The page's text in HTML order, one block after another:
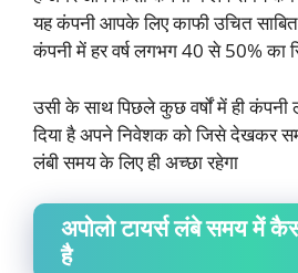
यह कंपनी आपके लिए काफी उचित
कंपनी में हर वर्ष लगभग 40 से 50% का
उसी के साथ पिछले कुछ वर्षों में ही कंपनी
दिया है अपने निवेशक को जिसे देखकर
लंबी समय के लिए ही अच्छा रहेगा
अपोलो टायर्स लंबे समय में
है